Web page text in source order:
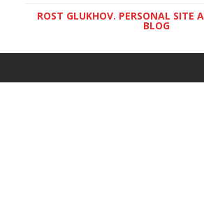
ROST GLUKHOV. PERSONAL SITE
BLOG